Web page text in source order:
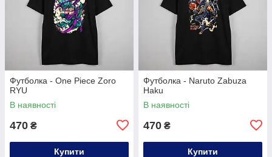
Футболка - One Piece Zoro
RYU
В наявності
470 ₴
Купити
Футболка - Naruto Zabuza
Haku
В наявності
470 ₴
Купити